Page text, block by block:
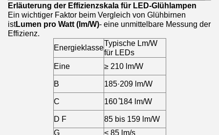
Erläuterung der Effizienzskala für LED-Glühlampen
Ein wichtiger Faktor beim Vergleich von Glühbirnen
istLumen pro Watt (lm/W)- eine unmittelbare Messung der
Effizienz.
EnergieklasseTypische Lm/W
für LEDs
Eine
≥ 210 lm/W
B
185·209 lm/W
C
160 ̊184 lm/W
D F
85 bis 159 lm/W
G
< 85 lm/s